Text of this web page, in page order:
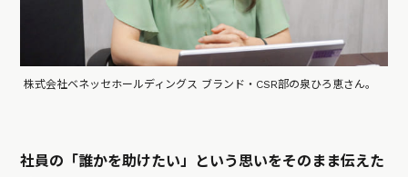
株式会社ベネッセホールディングス ブランド・CSR部の泉ひろ恵さん。
社員の「誰かを助けたい」という思いをそのまま伝えた